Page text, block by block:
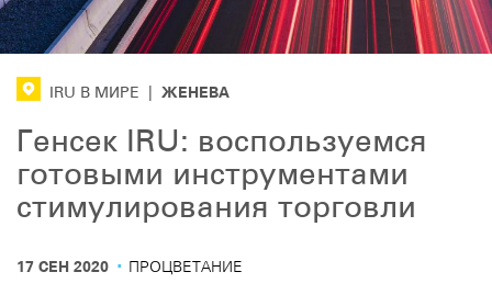
IRU В МИРЕ ЖЕНЕВА
Генсек IRU: воспользуемся
готовыми инструментами
стимулирования торговли
17 СЕН 2020 · ПРОЦВЕТАНИЕ